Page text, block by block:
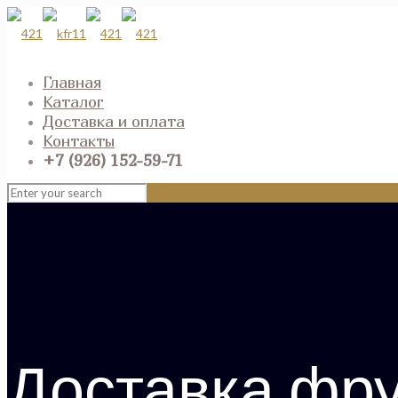
Главная
Каталог
Доставка и оплата
Контакты
+7 (926) 152-59-71